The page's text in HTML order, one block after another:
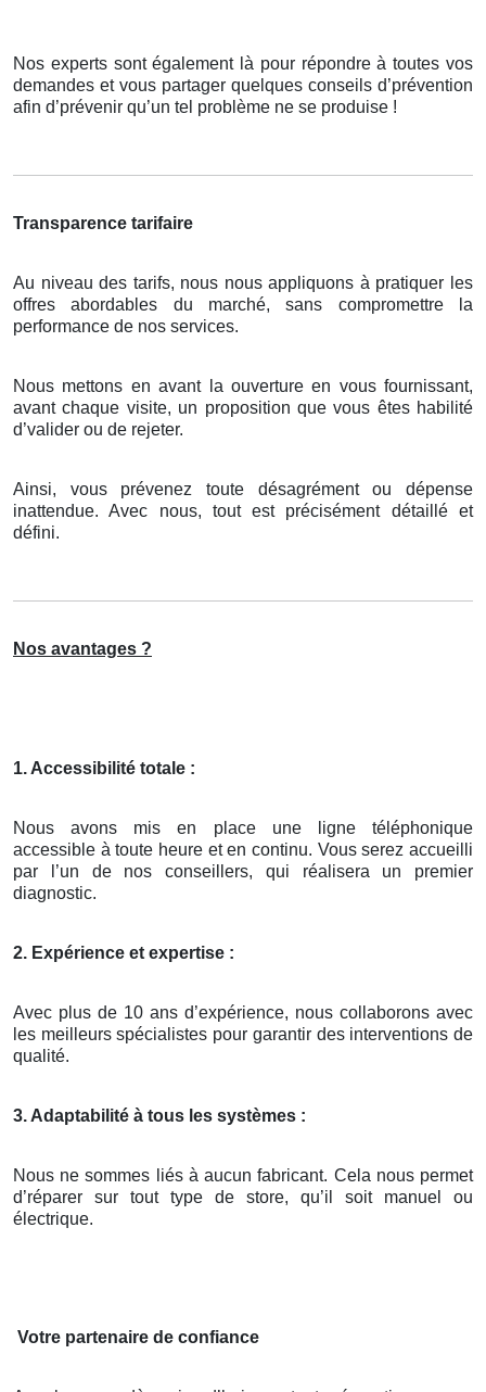
Nos experts sont également là pour répondre à toutes vos
demandes et vous partager quelques conseils d’prévention
afin d’prévenir qu’un tel problème ne se produise !
Transparence tarifaire
Au niveau des tarifs, nous nous appliquons à pratiquer les
offres abordables du marché, sans compromettre la
performance de nos services.
Nous mettons en avant la ouverture en vous fournissant,
avant chaque visite, un proposition que vous êtes habilité
d’valider ou de rejeter.
Ainsi, vous prévenez toute désagrément ou dépense
inattendue. Avec nous, tout est précisément détaillé et
défini.
Nos avantages ?
1. Accessibilité totale :
Nous avons mis en place une ligne téléphonique
accessible à toute heure et en continu. Vous serez accueilli
par l’un de nos conseillers, qui réalisera un premier
diagnostic.
2. Expérience et expertise :
Avec plus de 10 ans d’expérience, nous collaborons avec
les meilleurs spécialistes pour garantir des interventions de
qualité.
3. Adaptabilité à tous les systèmes :
Nous ne sommes liés à aucun fabricant. Cela nous permet
d’réparer sur tout type de store, qu’il soit manuel ou
électrique.
Votre partenaire de confiance